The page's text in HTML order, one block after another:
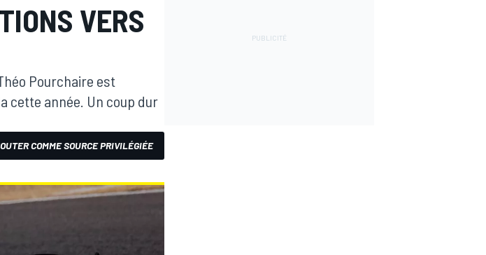
VERS
Pourchaire est
cette année. Un coup dur
COMME SOURCE PRIVILÉGIÉE